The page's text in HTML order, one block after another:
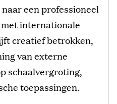
een professioneel
internationale
creatief betrokken,
van externe
schaalvergroting,
toepassingen.